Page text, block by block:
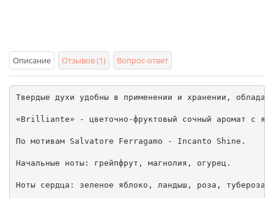
Описание Отзывов (1) Вопрос-ответ
Твердые духи удобны в применении и хранении,
«Brilliante» - цветочно-фруктовый сочный аромат с
По мотивам Salvatore Ferragamo - Incanto Shine.
Начальные ноты: грейпфрут, магнолия, огурец.
Ноты сердца: зеленое яблоко, ландыш, роза, тубероза,